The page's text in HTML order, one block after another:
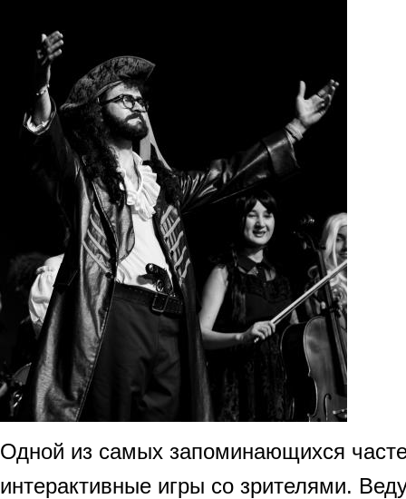
Одной из самых запоминающихся
интерактивные игры со зрителями.